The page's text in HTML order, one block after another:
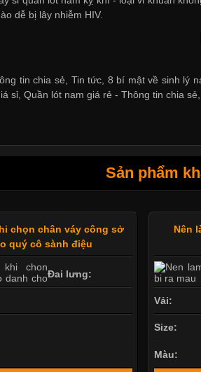
dễ bị lây nhiễm HIV.
tin chia sẻ, Tin tức, 8 bí mật về sinh
sỉ,Quần lót nam giá rẻ -Thông tin chia sẻ
Sản phẩm
chọn chân váy công sở
quý cô sành điệu
Đai lưng:
Nên
Vải:
Size:
Màu: